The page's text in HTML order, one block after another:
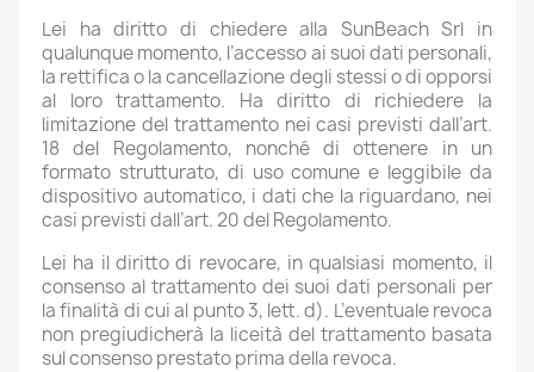
Lei ha diritto di chiedere alla SunBeach Srl in
qualunque momento, l’accesso ai suoi dati personali,
la rettifica o la cancellazione degli stessi o di opporsi
al loro trattamento. Ha diritto di richiedere la
limitazione del trattamento nei casi previsti dall’art.
18 del Regolamento, nonché di ottenere in un
formato strutturato, di uso comune e leggibile da
dispositivo automatico, i dati che la riguardano, nei
casi previsti dall’art. 20 del Regolamento.
Lei ha il diritto di revocare, in qualsiasi momento, il
consenso al trattamento dei suoi dati personali per
la finalità di cui al punto 3, lett. d). L’eventuale revoca
non pregiudicherà la liceità del trattamento basata
sul consenso prestato prima della revoca.